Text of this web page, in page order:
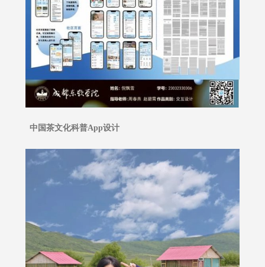
中国茶文化科普App设计